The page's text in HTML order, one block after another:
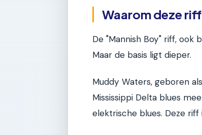
Waarom deze
De "Mannish Boy" riff, ook
Maar de basis ligt dieper.
Muddy Waters, geboren
Mississippi Delta blues
elektrische blues. Deze